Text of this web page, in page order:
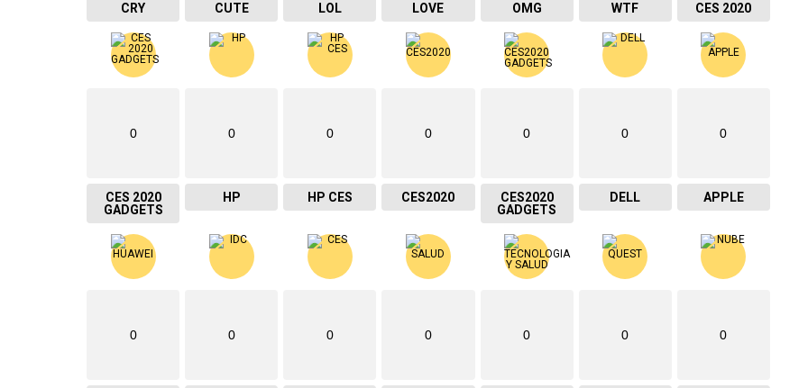
CRY CUTE LOL LOVE OMG WTF CES 2020
0
CES 2020
GADGETS
0
HP
0
HP CES
0
CES2020
0
CES2020
GADGETS
0
DELL
0
APPLE
0 0 0 0 0 0 0